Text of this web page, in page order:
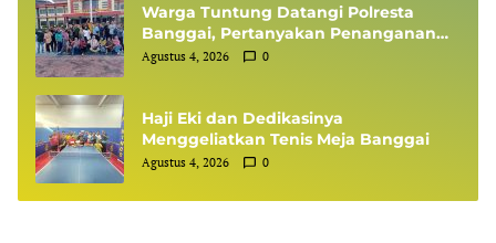
Warga Tuntung Datangi Polresta
Banggai, Pertanyakan Penanganan
Perkara Dugaan Tipikor APBDes
Agustus 4, 2026 0
Haji Eki dan Dedikasinya
Menggeliatkan Tenis Meja Banggai
Agustus 4, 2026 0